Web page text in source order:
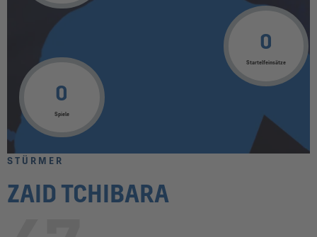
0
Spiele
0
Startelfeinsätze
STÜRMER
ZAID TCHIBARA